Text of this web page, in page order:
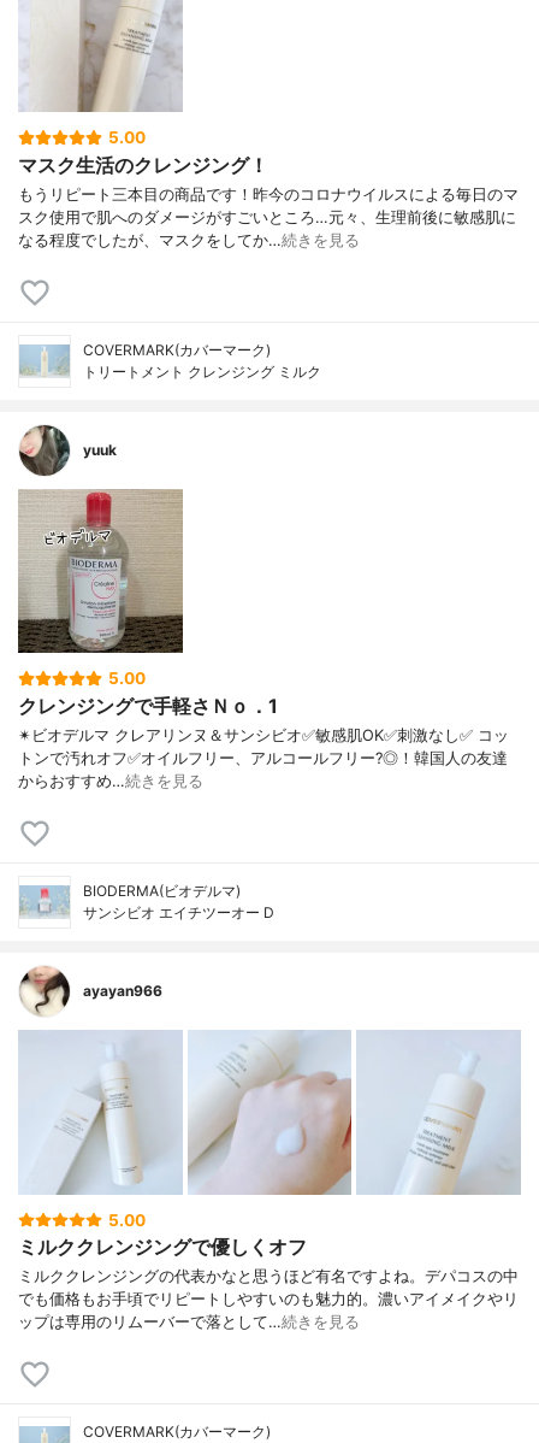
5.00
マスク生活のクレンジング！
もうリピート三本目の商品です！昨今のコロナウイルスによる毎日のマ
スク使用で肌へのダメージがすごいところ…元々、生理前後に敏感肌に
なる程度でしたが、マスクをしてか…続きを見る
COVERMARK(カバーマーク)
トリートメント クレンジング ミルク
yuuk
5.00
クレンジングで手軽さＮｏ．1
✴ビオデルマ クレアリンヌ＆サンシビオ ✅敏感肌OK ✅刺激なし ✅ コッ
トンで汚れオフ ✅オイルフリー、アルコールフリー?◎！ 韓国人の友達
からおすすめ…続きを見る
BIODERMA(ビオデルマ)
サンシビオ エイチツーオー D
ayayan966
5.00
ミルククレンジングで優しくオフ
ミルククレンジングの代表かなと思うほど有名ですよね。デパコスの中
でも価格もお手頃でリピートしやすいのも魅力的。濃いアイメイクやリ
ップは専用のリムーバーで落として…続きを見る
COVERMARK(カバーマーク)